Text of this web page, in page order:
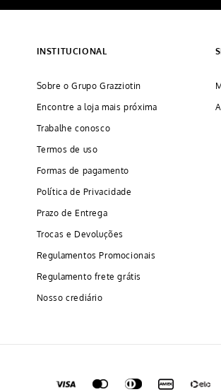
INSTITUCIONAL
Sobre o Grupo Grazziotin
Encontre a loja mais próxima
Trabalhe conosco
Termos de uso
Formas de pagamento
Política de Privacidade
Prazo de Entrega
Trocas e Devoluções
Regulamentos Promocionais
Regulamento frete grátis
Nosso crediário